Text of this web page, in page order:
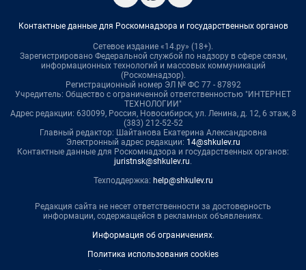
Контактные данные для Роскомнадзора и государственных органов
Сетевое издание «14.ру» (18+).
Зарегистрировано Федеральной службой по надзору в сфере связи,
информационных технологий и массовых коммуникаций
(Роскомнадзор).
Регистрационный номер ЭЛ № ФС 77 - 87892
Учредитель: Общество с ограниченной ответственностью "ИНТЕРНЕТ
ТЕХНОЛОГИИ"
Адрес редакции: 630099, Россия, Новосибирск, ул. Ленина, д. 12, 6 этаж, 8
(383) 212-52-52
Главный редактор: Шайтанова Екатерина Александровна
Электронный адрес редакции: 14@shkulev.ru
Контактные данные для Роскомнадзора и государственных органов:
juristnsk@shkulev.ru.
Техподдержка: help@shkulev.ru
Редакция сайта не несет ответственности за достоверность
информации, содержащейся в рекламных объявлениях.
Информация об ограничениях.
Политика использования cookies